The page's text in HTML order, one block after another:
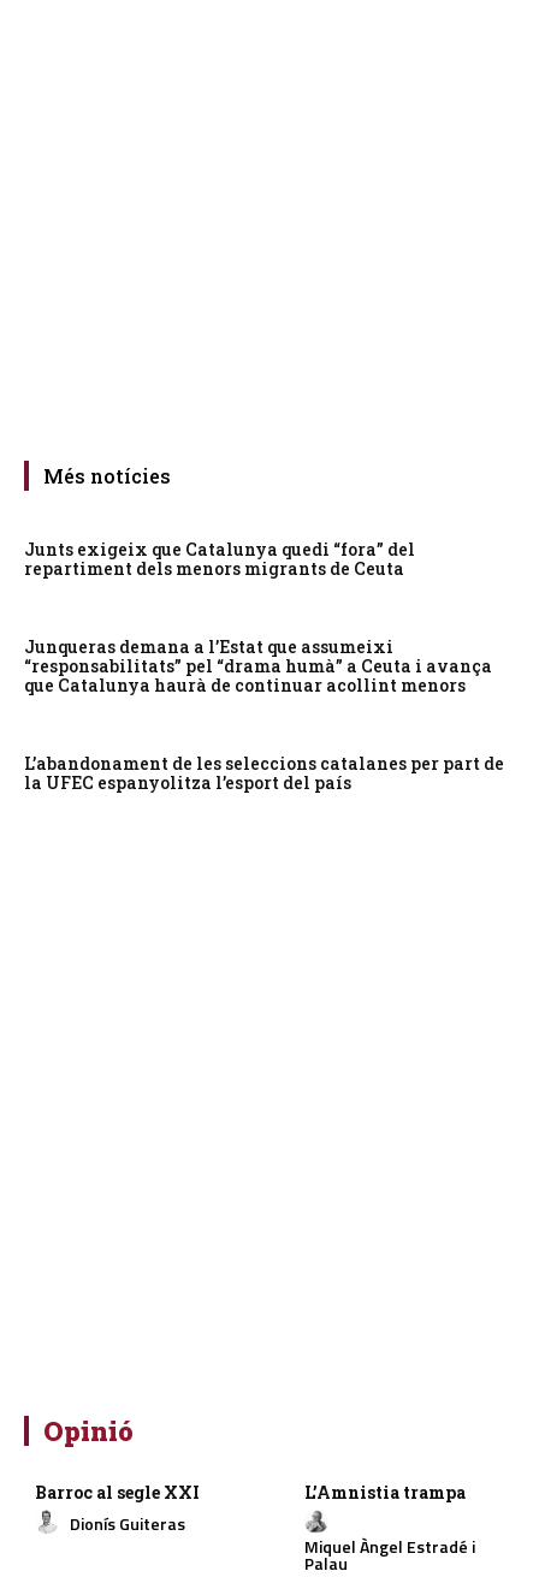
Més notícies
Junts exigeix que Catalunya quedi “fora” del
repartiment dels menors migrants de Ceuta
Junqueras demana a l’Estat que assumeixi
“responsabilitats” pel “drama humà” a Ceuta i avança
que Catalunya haurà de continuar acollint menors
L’abandonament de les seleccions catalanes per part de
la UFEC espanyolitza l’esport del país
Opinió
Barroc al segle XXI
Dionís Guiteras
L’Amnistia trampa
Miquel Àngel Estradé i
Palau